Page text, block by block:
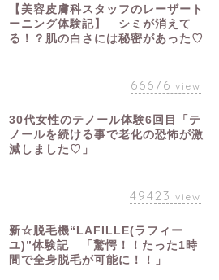
【美容皮膚科スタッフのレーザート
ーニング体験記】 シミが消えて
る！？肌の白さには秘密があった♡
66676 view
30代女性のテノール体験6回目「テ
ノールを続ける事で老化の恐怖が激
減しました♡」
49423 view
新☆脱毛機“LAFILLE(ラフィー
ユ)”体験記 「驚愕！！たった1時
間で全身脱毛が可能に！！」